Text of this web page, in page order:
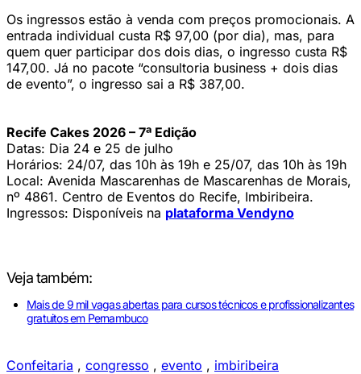
Os ingressos estão à venda com preços promocionais. A
entrada individual custa R$ 97,00 (por dia), mas, para
quem quer participar dos dois dias, o ingresso custa R$
147,00. Já no pacote “consultoria business + dois dias
de evento”, o ingresso sai a R$ 387,00.
Recife Cakes 2026 – 7ª Edição
Datas: Dia 24 e 25 de julho
Horários: 24/07, das 10h às 19h e 25/07, das 10h às 19h
Local: Avenida Mascarenhas de Mascarenhas de Morais,
nº 4861. Centro de Eventos do Recife, Imbiribeira.
Ingressos: Disponíveis na plataforma Vendyno
Veja também:
Mais de 9 mil vagas abertas para cursos técnicos e profissionalizantes
gratuitos em Pernambuco
Confeitaria , congresso , evento , imbiribeira